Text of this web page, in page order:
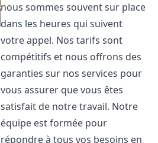
nous sommes souvent sur place
dans les heures qui suivent
votre appel. Nos tarifs sont
compétitifs et nous offrons des
garanties sur nos services pour
vous assurer que vous êtes
satisfait de notre travail. Notre
équipe est formée pour
répondre à tous vos besoins en